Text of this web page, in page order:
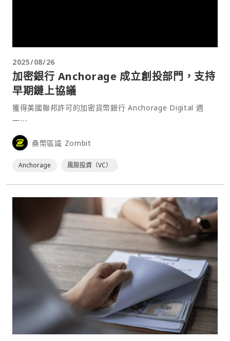
2025/08/26
加密銀行 Anchorage 成立創投部門，支持
早期鏈上協議
獲得美國聯邦許可的加密貨幣銀行 Anchorage Digital 週
一⋯
桑幣區識 Zombit
Anchorage 風險投資（VC）